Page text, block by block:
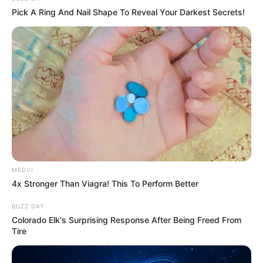
Τραγωδία στην Πάτρα: Πέθανε βρέφος
οκτώ ημερών στη ΜΕΘ του «Άγιος
Ανδρέας»
Απάτη με τρακτέρ στην Εύβοια: Έκανε
φτερά προκαταβολή 2.480€
Σκιάθος: Φυλάκιση 15 μηνών στη
Βρετανίδα που μέθυσε με την 15χρονη
κόρη της και προκάλεσε επεισόδιο στο
τον Κόσμο, τη στιγμή που συμβαίνουν, στοNewstok.gr
Pick A Ring And Nail Shape To Reveal Your Darkest Secrets!
MEDVI
4x Stronger Than Viagra! This To Perform Better
BUZZ DAY
Colorado Elk's Surprising Response After Being Freed From
Tire